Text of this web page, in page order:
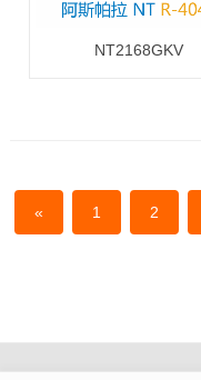
NT2168GKV
« 1 2